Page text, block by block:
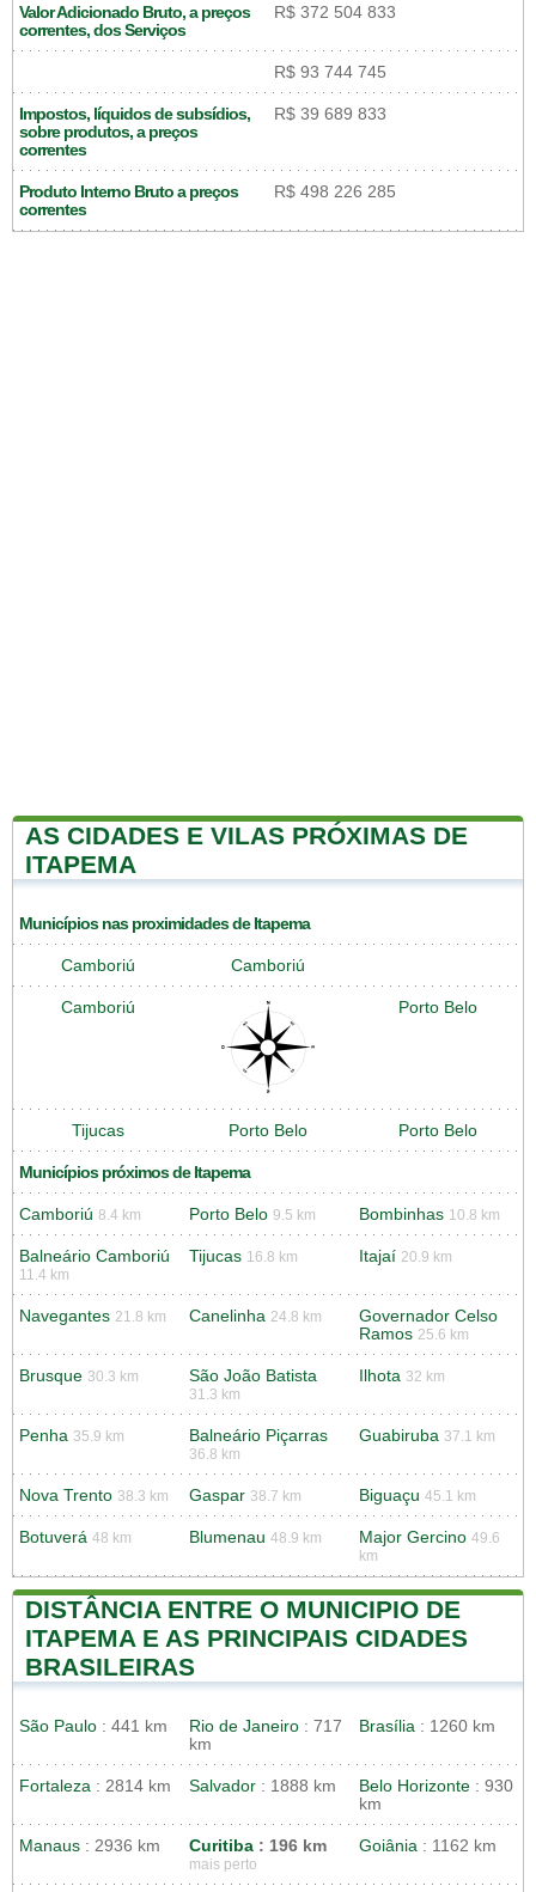
Valor Adicionado Bruto, a preços
correntes, dos Serviços
R$ 372 504 833
R$ 93 744 745
Impostos, líquidos de subsídios,
sobre produtos, a preços
correntes
R$ 39 689 833
Produto Interno Bruto a preços
correntes
R$ 498 226 285
AS CIDADES E VILAS PRÓXIMAS DE
ITAPEMA
Municípios nas proximidades de Itapema
Camboriú Camboriú
Camboriú Porto Belo
Tijucas Porto Belo Porto Belo
Municípios próximos de Itapema
Camboriú 8.4 km Porto Belo 9.5 km Bombinhas 10.8 km
Balneário Camboriú
11.4 km
Tijucas 16.8 km Itajaí 20.9 km
Navegantes 21.8 km Canelinha 24.8 km
Governador Celso
Ramos 25.6 km
Brusque 30.3 km São João Batista
31.3 km
Ilhota 32 km
Penha 35.9 km Balneário Piçarras
36.8 km
Guabiruba 37.1 km
Nova Trento 38.3 km Gaspar 38.7 km Biguaçu 45.1 km
Botuverá 48 km Blumenau 48.9 km Major Gercino 49.6
km
DISTÂNCIA ENTRE O MUNICIPIO DE
ITAPEMA E AS PRINCIPAIS CIDADES
BRASILEIRAS
São Paulo : 441 km Rio de Janeiro : 717
km
Brasília : 1260 km
Fortaleza : 2814 km Salvador : 1888 km Belo Horizonte : 930
km
Manaus : 2936 km Curitiba : 196 km
mais perto
Goiânia : 1162 km